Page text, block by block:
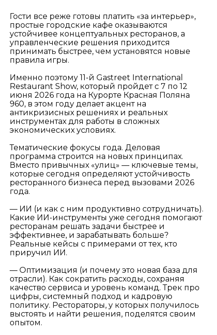
Гости все реже готовы платить «за интерьер»,
простые городские кафе оказываются
устойчивее концептуальных ресторанов, а
управленческие решения приходится
принимать быстрее, чем установятся новые
правила игры.
Именно поэтому 11-й Gastreet International
Restaurant Show, который пройдет с 7 по 12
июня 2026 года на Курорте Красная Поляна
960, в этом году делает акцент на
антикризисных решениях и реальных
инструментах для работы в сложных
экономических условиях.
Тематические фокусы года. Деловая
программа строится на новых принципах.
Вместо привычных «улиц» — ключевые темы,
которые сегодня определяют устойчивость
ресторанного бизнеса перед вызовами 2026
года.
— ИИ (и как с ним продуктивно сотрудничать).
Какие ИИ-инструменты уже сегодня помогают
ресторанам решать задачи быстрее и
эффективнее, и зарабатывать больше?
Реальные кейсы с примерами от тех, кто
приручил ИИ.
— Оптимизация (и почему это новая база для
отрасли). Как сократить расходы, сохраняя
качество сервиса и уровень команд. Трек про
цифры, системный подход и кадровую
политику. Рестораторы, у которых получилось
выстоять и найти решения, поделятся своим
опытом.